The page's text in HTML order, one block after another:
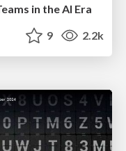
in the AI Era
9 2.2k